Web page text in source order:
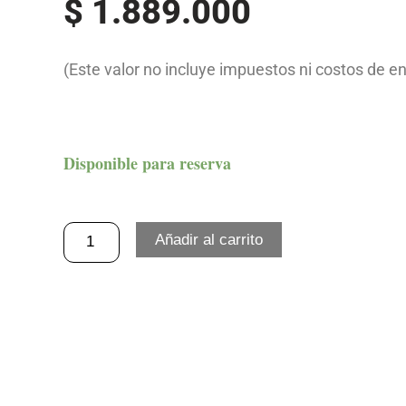
$ 1.889.000
(Este valor no incluye impuestos ni costos de
Disponible para reserva
Estufa
2
Puestos
Añadir al carrito